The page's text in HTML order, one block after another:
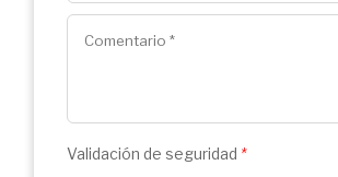
Validación de seguridad *